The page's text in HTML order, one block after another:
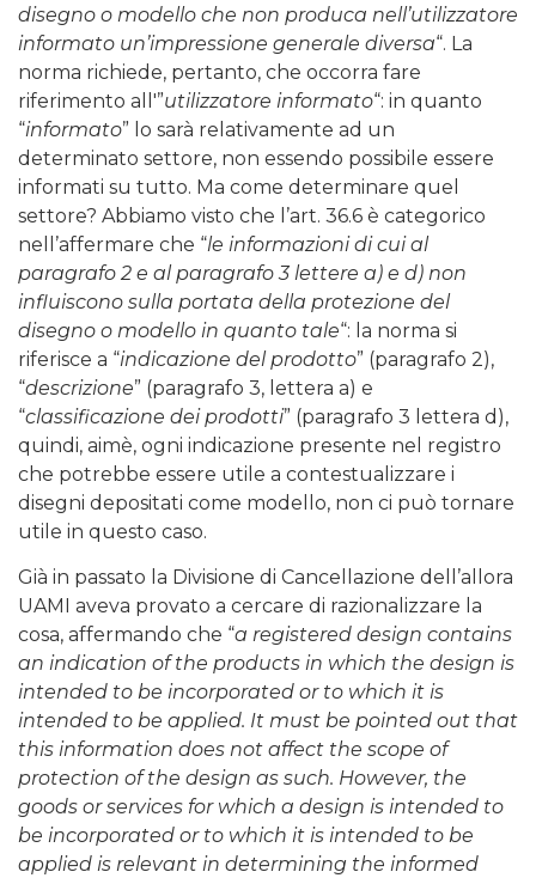
disegno o modello che non produca nell’utilizzatore
informato un’impressione generale diversa“. La
norma richiede, pertanto, che occorra fare
riferimento all'”utilizzatore informato“: in quanto
“informato” lo sarà relativamente ad un
determinato settore, non essendo possibile essere
informati su tutto. Ma come determinare quel
settore? Abbiamo visto che l’art. 36.6 è categorico
nell’affermare che “le informazioni di cui al
paragrafo 2 e al paragrafo 3 lettere a) e d) non
influiscono sulla portata della protezione del
disegno o modello in quanto tale“: la norma si
riferisce a “indicazione del prodotto” (paragrafo 2),
“descrizione” (paragrafo 3, lettera a) e
“classificazione dei prodotti” (paragrafo 3 lettera d),
quindi, aimè, ogni indicazione presente nel registro
che potrebbe essere utile a contestualizzare i
disegni depositati come modello, non ci può tornare
utile in questo caso.
Già in passato la Divisione di Cancellazione dell’allora
UAMI aveva provato a cercare di razionalizzare la
cosa, affermando che “a registered design contains
an indication of the products in which the design is
intended to be incorporated or to which it is
intended to be applied. It must be pointed out that
this information does not affect the scope of
protection of the design as such. However, the
goods or services for which a design is intended to
be incorporated or to which it is intended to be
applied is relevant in determining the informed